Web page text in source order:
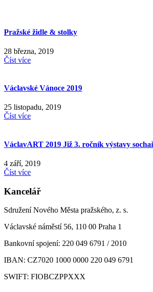
Pražské židle & stolky
28 března, 2019
Číst více
Václavské Vánoce 2019
25 listopadu, 2019
Číst více
VáclavART 2019 Již 3. ročník výstavy
4 září, 2019
Číst více
Kancelář
Sdružení Nového Města pražského, z. s.
Václavské náměstí 56, 110 00 Praha 1
Bankovní spojení: 220 049 6791 / 2010
IBAN: CZ7020 1000 0000 220 049 6791
SWIFT: FIOBCZPPXXX